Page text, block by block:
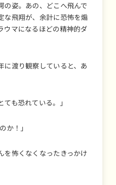
の姿。あの、どこへ飛んで
な飛翔が、余計に恐怖を煽
ウマになるほどの精神的ダ
に渡り観察していると、あ
ても恐れている。」
か！」
を怖くなくなったきっかけ